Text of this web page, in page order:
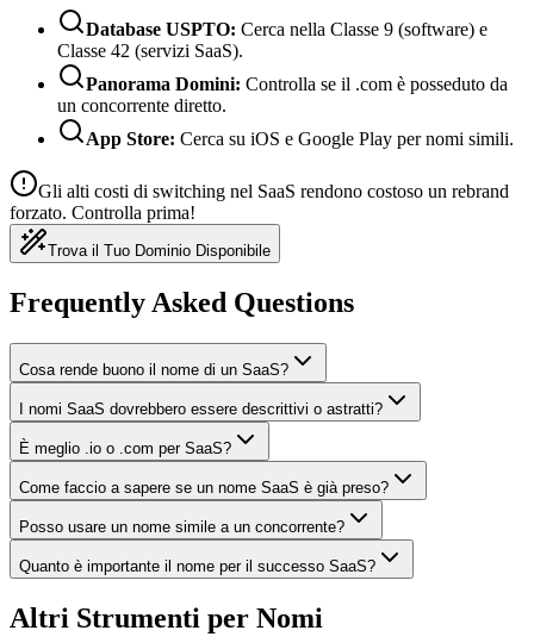
Database USPTO: Cerca nella Classe 9 (software) e
Classe 42 (servizi SaaS).
Panorama Domini: Controlla se il .com è posseduto da
un concorrente diretto.
App Store: Cerca su iOS e Google Play per nomi simili.
Gli alti costi di switching nel SaaS rendono costoso un rebrand
forzato. Controlla prima!
Trova il Tuo Dominio Disponibile
Frequently Asked Questions
Cosa rende buono il nome di un SaaS?
I nomi SaaS dovrebbero essere descrittivi o astratti?
È meglio .io o .com per SaaS?
Come faccio a sapere se un nome SaaS è già preso?
Posso usare un nome simile a un concorrente?
Quanto è importante il nome per il successo SaaS?
Altri Strumenti per Nomi